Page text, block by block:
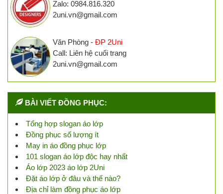
Zalo: 0984.816.320
2uni.vn@gmail.com
Văn Phòng - ĐP 2Uni
Call: Liên hệ cuối trang
2uni.vn@gmail.com
BÀI VIẾT ĐỒNG PHỤC:
Tổng hợp slogan áo lớp
Đồng phục số lượng ít
May in áo đồng phục lớp
101 slogan áo lớp độc hay nhất
Áo lớp 2023 áo lớp 2Uni
Đặt áo lớp ở đâu và thế nào?
Địa chỉ làm đồng phục áo lớp